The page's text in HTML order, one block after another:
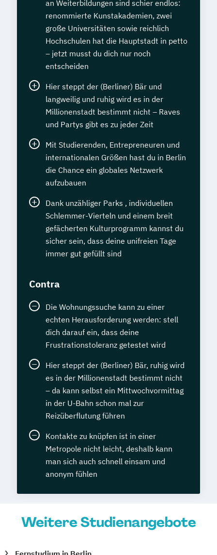
an Weiterbildungen sind schier endlos:
renommierte Kunstakademien, zwei
große Universitäten sowie reichlich
Hochschulen hat die Hauptstadt in petto
– jetzt musst du dich nur noch
entscheiden
Hier steppt der (Berliner) Bär und
langweilig und ruhig wird es in der
Millionenstadt bestimmt nicht – Raves
und Partys gibt es zu jeder Zeit
Mit Studierenden, Entrepreneuren und
internationalen Größen hast du in Berlin
die Chance ein globales Netzwerk
aufzubauen
Dank unzähliger Parks , individuellen
Schlemmer-Vierteln und einem breit
gefächerten Kulturprogramm kannst du
sicher sein, dass deine unifreien Tage
immer gut gefüllt sind
Contra
Die Wohnungssuche kann zu einer
echten Herausforderung werden: stell
dich darauf ein, dass deine
Frustrationstoleranz getestet wird
Hier steppt der (Berliner) Bär, ruhig wird
es in der Millionenstadt bestimmt nicht
– da kann selbst ein Mittwochvormittag
in der U-Bahn schon mal zur
Reizüberflutung führen
Kontakte zu knüpfen ist in einer
Metropole nicht leicht, deshalb kann
man sich auch schnell einsam und
anonym fühlen
Weitere Studienangebote